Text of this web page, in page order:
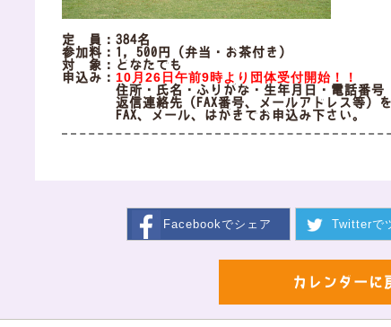
定 員：384名
参加料：1，500円（弁当・お茶付き）
対 象：どなたでも
申込み： 10月26日午前9時より団体受付開始！！
住所・氏名・ふりがな・生年月日・電話番号
返信連絡先（FAX番号、メールアドレス等）を
FAX、メール、はがきでお申込み下さい。
Facebookでシェア Twitterで
カレンダーに